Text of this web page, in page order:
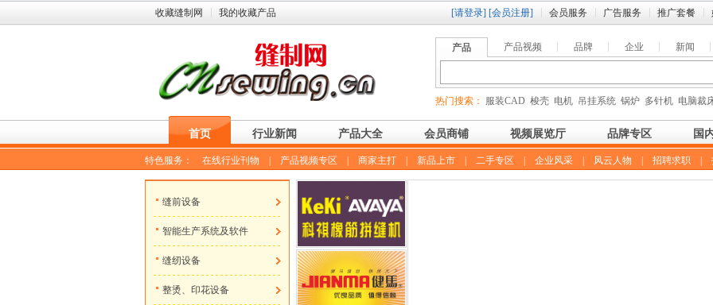
收藏缝制网 我的收藏产品 [请登录] [会员注册] 会员服务 广告服务 推广套餐
产品 产品视频 品牌 企业 新闻
热门搜索： 服装CAD 梭壳 电机 吊挂系统 锅炉 多针机 电脑裁
首页 行业新闻 产品大全 会员商铺 视频展览厅 品牌专区 国
特色服务： 在线行业刊物 产品视频专区 商家主打 新品上市 二手专区 企业风采 风云人物 招聘求职
缝前设备
智能生产系统及软件
缝纫设备
整烫、印花设备